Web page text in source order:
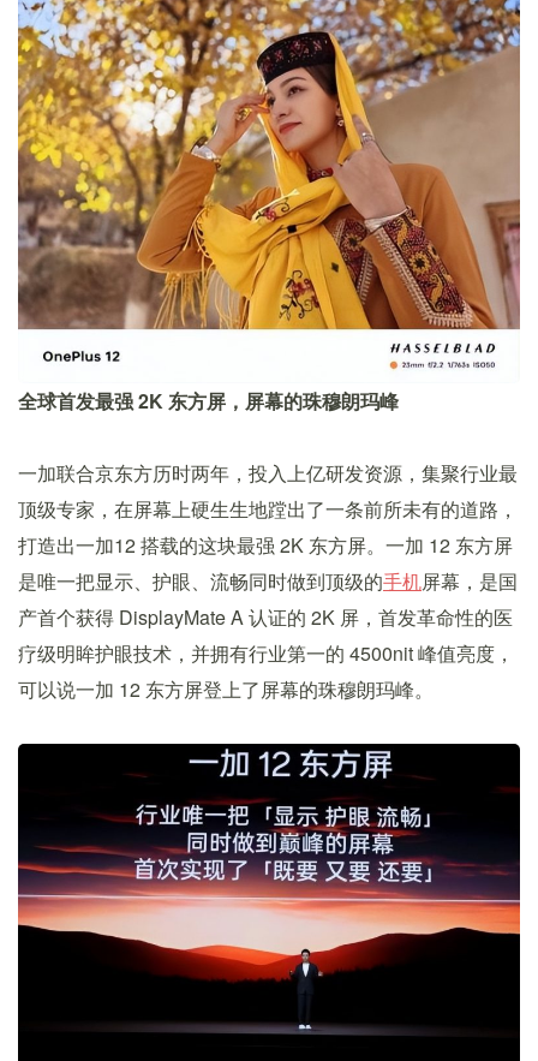
全球首发最强 2K 东方屏，屏幕的珠穆朗玛峰
一加联合京东方历时两年，投入上亿研发资源，集聚行业最
顶级专家，在屏幕上硬生生地蹚出了一条前所未有的道路，
打造出一加12 搭载的这块最强 2K 东方屏。一加 12 东方屏
是唯一把显示、护眼、流畅同时做到顶级的手机屏幕，是国
产首个获得 DisplayMate A 认证的 2K 屏，首发革命性的医
疗级明眸护眼技术，并拥有行业第一的 4500nit 峰值亮度，
可以说一加 12 东方屏登上了屏幕的珠穆朗玛峰。